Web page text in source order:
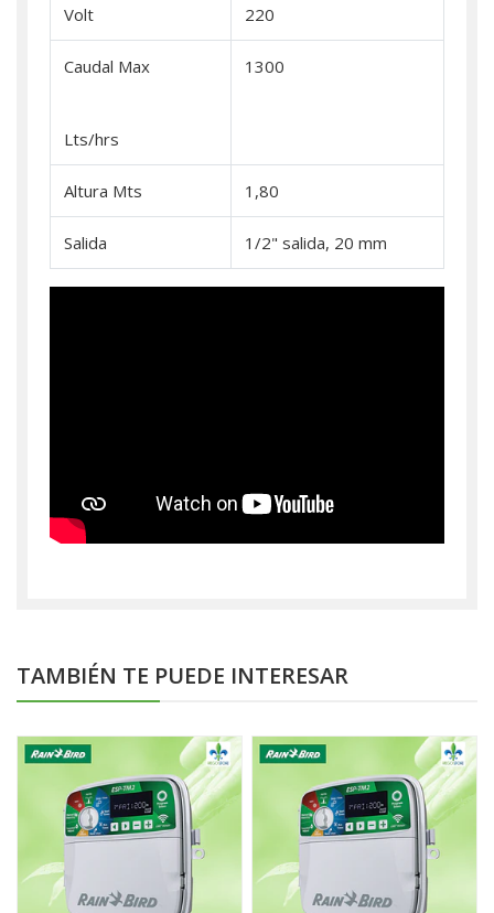
Volt 220
Caudal Max
Lts/hrs
1300
Altura Mts 1,80
Salida 1/2" salida, 20 mm
TAMBIÉN TE PUEDE INTERESAR